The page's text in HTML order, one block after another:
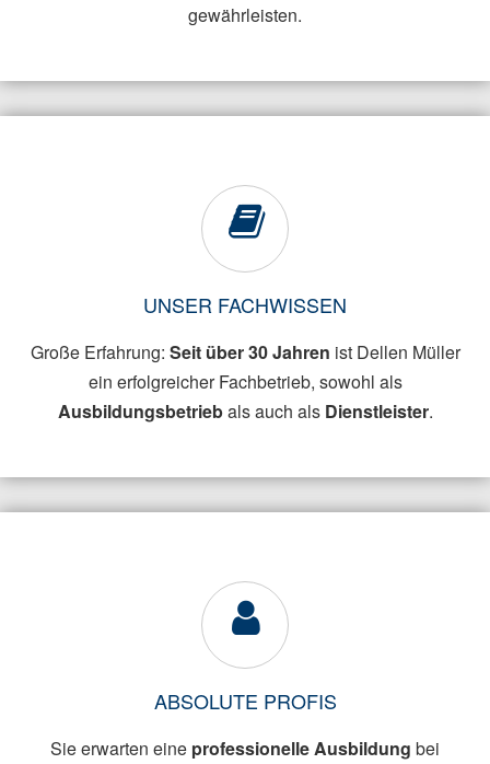
gewährleisten.
UNSER FACHWISSEN
Große Erfahrung: Seit über 30 Jahren ist Dellen Müller
ein erfolgreicher Fachbetrieb, sowohl als
Ausbildungsbetriebals auch als Dienstleister.
ABSOLUTE PROFIS
Sie erwarten eine professionelle Ausbildung bei